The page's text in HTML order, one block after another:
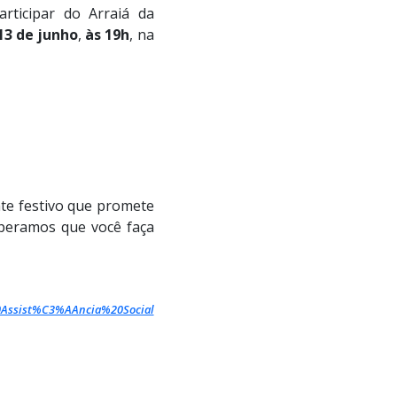
do Arraiá da
de junho, às 19h, na
festivo que promete
que você faça